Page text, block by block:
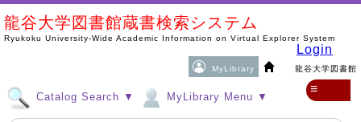
龍谷大学図書館蔵書検索システム
Ryukoku University-Wide Academic Information on Virtual Explorer System
MyLibrary 龍谷大学図書館
Login
Catalog Search ▼ MyLibrary Menu ▼
≡